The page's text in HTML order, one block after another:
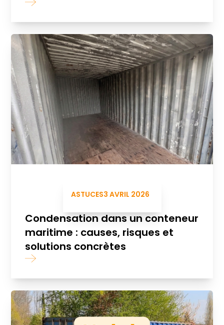
ASTUCES3 AVRIL 2026
Condensation dans un conteneur
maritime : causes, risques et
solutions concrètes